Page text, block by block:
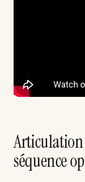
Articulation
séquence